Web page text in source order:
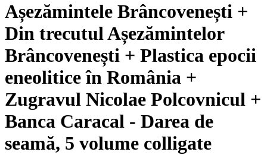
Așezămintele Brâncovenești +
Din trecutul Așezămintelor
Brâncovenești + Plastica epocii
eneolitice în România +
Zugravul Nicolae Polcovnicul +
Banca Caracal - Darea de
seamă, 5 volume colligate